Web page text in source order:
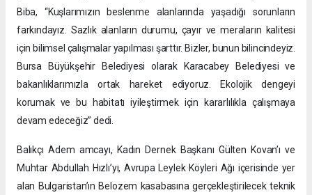
Biba, “Kuşlarımızın beslenme alanlarında yaşadığı sorunların
farkındayız. Sazlık alanların durumu, çayır ve meraların kalitesi
için bilimsel çalışmalar yapılması şarttır. Bizler, bunun bilincindeyiz.
Bursa Büyükşehir Belediyesi olarak Karacabey Belediyesi ve
bakanlıklarımızla ortak hareket ediyoruz. Ekolojik dengeyi
korumak ve bu habitatı iyileştirmek için kararlılıkla çalışmaya
devam edeceğiz” dedi.
Balıkçı Adem amcayı, Kadın Dernek Başkanı Gülten Kovan’ı ve
Muhtar Abdullah Hızlı’yı, Avrupa Leylek Köyleri Ağı içerisinde yer
alan Bulgaristan’ın Belozem kasabasına gerçekleştirilecek teknik